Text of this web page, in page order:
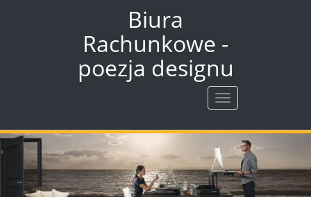
Biura
Rachunkowe -
poezja designu
Rozwiń
nawigację